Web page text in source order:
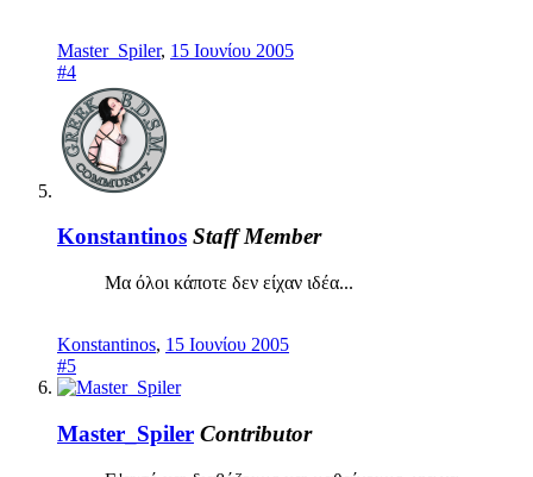
Master_Spiler, 15 Ιουνίου 2005
#4
Konstantinos Staff Member
Μα όλοι κάποτε δεν είχαν ιδέα...
Konstantinos, 15 Ιουνίου 2005
#5
Master_Spiler Contributor